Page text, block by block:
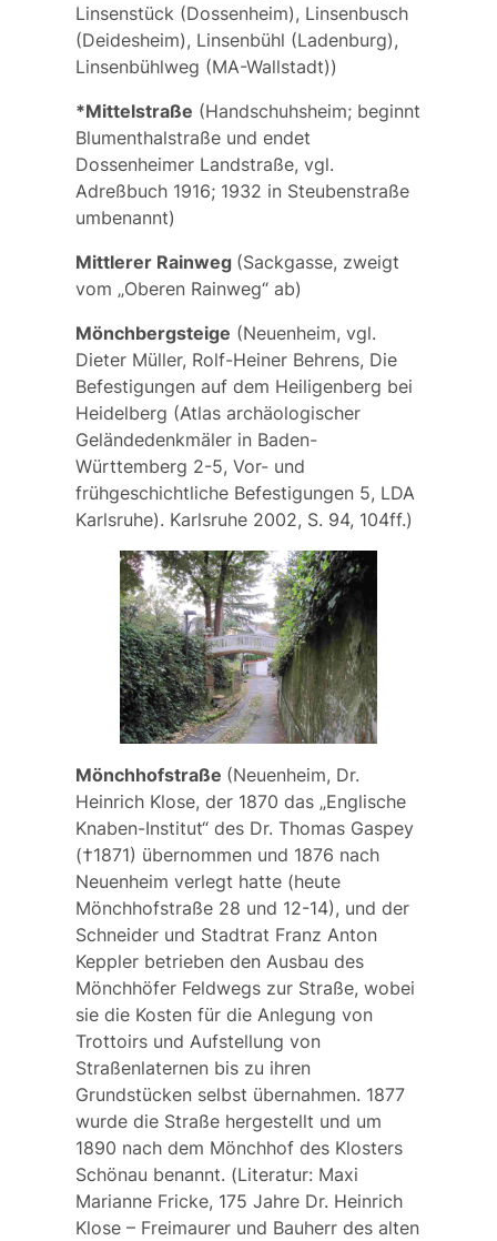
Linsenstück (Dossenheim), Linsenbusch
(Deidesheim), Linsenbühl (Ladenburg),
Linsenbühlweg (MA-Wallstadt))
*Mittelstraße (Handschuhsheim; beginnt
Blumenthalstraße und endet
Dossenheimer Landstraße, vgl.
Adreßbuch 1916; 1932 in Steubenstraße
umbenannt)
Mittlerer Rainweg (Sackgasse, zweigt
vom „Oberen Rainweg“ ab)
Mönchbergsteige (Neuenheim, vgl.
Dieter Müller, Rolf-Heiner Behrens, Die
Befestigungen auf dem Heiligenberg bei
Heidelberg (Atlas archäologischer
Geländedenkmäler in Baden-
Württemberg 2-5, Vor- und
frühgeschichtliche Befestigungen 5, LDA
Karlsruhe). Karlsruhe 2002, S. 94, 104ff.)
Mönchhofstraße (Neuenheim, Dr.
Heinrich Klose, der 1870 das „Englische
Knaben-Institut“ des Dr. Thomas Gaspey
(†1871) übernommen und 1876 nach
Neuenheim verlegt hatte (heute
Mönchhofstraße 28 und 12-14), und der
Schneider und Stadtrat Franz Anton
Keppler betrieben den Ausbau des
Mönchhöfer Feldwegs zur Straße, wobei
sie die Kosten für die Anlegung von
Trottoirs und Aufstellung von
Straßenlaternen bis zu ihren
Grundstücken selbst übernahmen. 1877
wurde die Straße hergestellt und um
1890 nach dem Mönchhof des Klosters
Schönau benannt. (Literatur: Maxi
Marianne Fricke, 175 Jahre Dr. Heinrich
Klose – Freimaurer und Bauherr des alten